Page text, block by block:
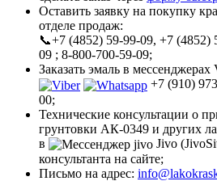
Оставить заявку на покупку
отделе продаж:
📞+7 (4852) 59-99-09, +7 (4852)
09 ; 8-800-700-59-09;
Заказать эмаль в
+7 (910)
00;
Технические консультации о
грунтовки АК-0349 и других
в
Jivo
консультанта на сайте;
Письмо на адрес: